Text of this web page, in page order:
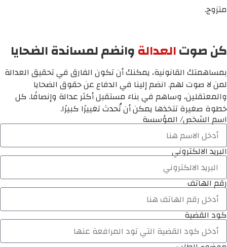
متزوج.
كن صوتالعدالةوانضم لمساندة الضحايا
بمساهمتك القانونية، يمكنك أن تكون الفارق في تحقيق العدالة
لمن لا صوت لهم. انضم إلينا في الدفاع عن حقوق الضحايا
والمعتقلين، وساهم في بناء مستقبل أكثر عدالة وإنصافًا. كل
خطوة صغيرة تتخذها يمكن أن تُحدث تغييرًا كبيرًا.
اسم الشخص/ المؤسسة
البريد الالكتروني
رقم الهاتف
كود القضية